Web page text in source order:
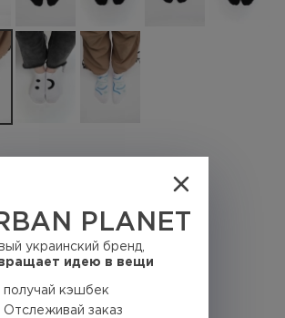
PLANET
украинский бренд,
идею в вещи
получай кэшбек
Отслеживай заказ